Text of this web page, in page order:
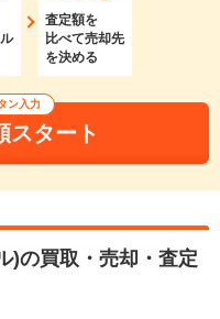
査定額を
比べて売却先
を決める
ン入力
スタート
)の買取・売却・査定